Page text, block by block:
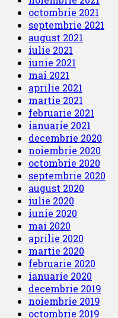
octombrie 2021
septembrie 2021
august 2021
iulie 2021
iunie 2021
mai 2021
aprilie 2021
martie 2021
februarie 2021
ianuarie 2021
decembrie 2020
noiembrie 2020
octombrie 2020
septembrie 2020
august 2020
iulie 2020
iunie 2020
mai 2020
aprilie 2020
martie 2020
februarie 2020
ianuarie 2020
decembrie 2019
noiembrie 2019
octombrie 2019